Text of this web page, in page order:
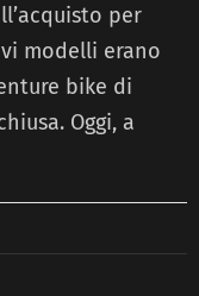
per
modelli erano
bike di
Oggi, a